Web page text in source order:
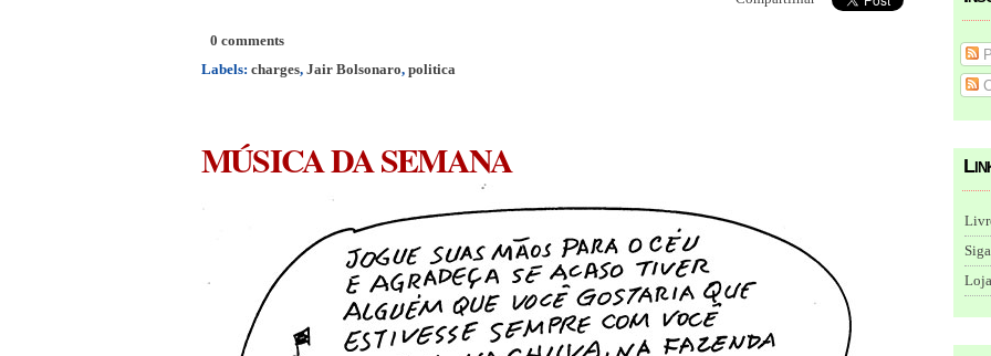
0 comments
Labels: charges, Jair Bolsonaro, politica
MÚSICA DA SEMANA